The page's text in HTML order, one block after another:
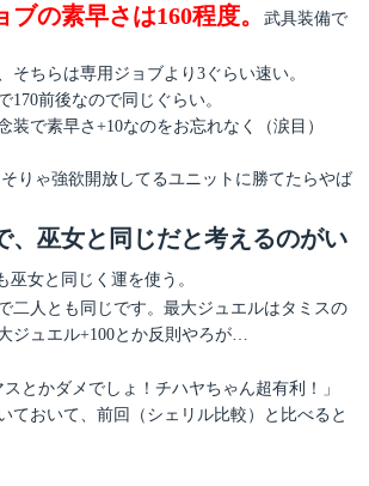
の素早さは160程度。
武具装備で
そちらは専用ジョブより3ぐらい速い。
170前後なので同じぐらい。
装で素早さ+10なのをお忘れなく（涙目）
りゃ強欲開放してるユニットに勝てたらやば
、巫女と同じだと考えるのがい
巫女と同じく運を使う。
二人とも同じです。最大ジュエルはタミスの
ジュエル+100とか反則やろが…
とかダメでしょ！チハヤちゃん超有利！」
ておいて、前回（シェリル比較）と比べると